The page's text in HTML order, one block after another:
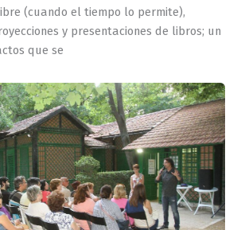
(cuando el tiempo lo permite),
y presentaciones de libros; un
que se